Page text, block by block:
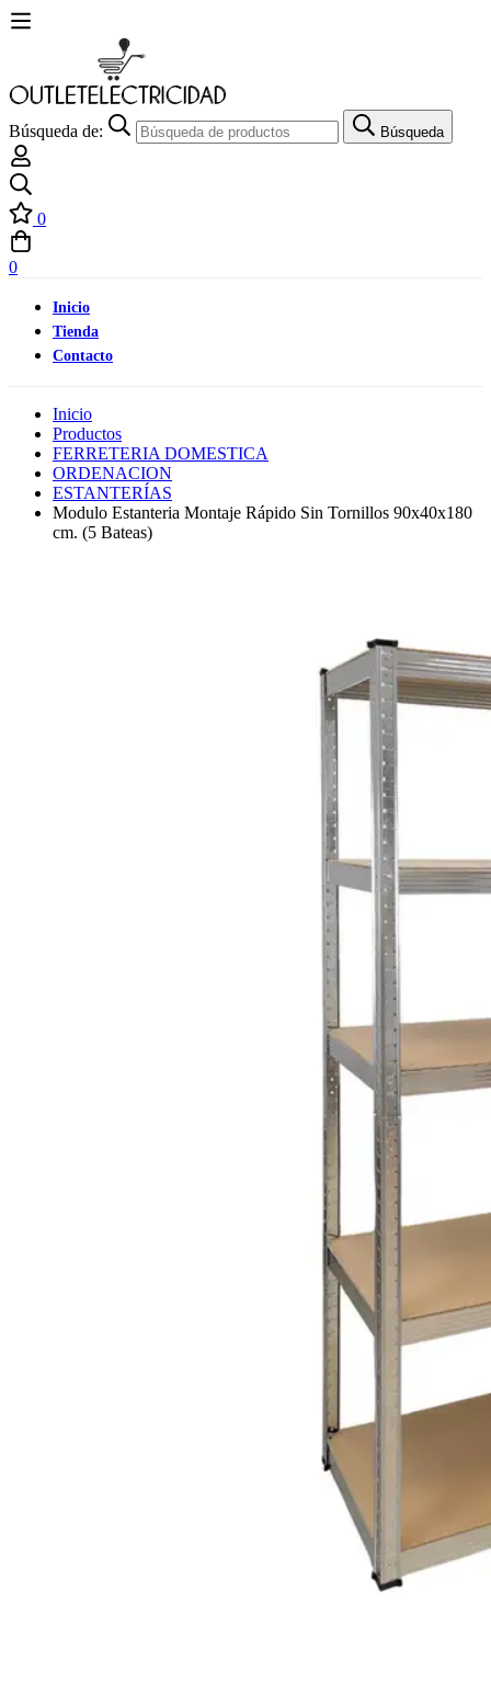
Búsqueda de: Búsqueda
0
0
Inicio
Tienda
Contacto
Inicio
Productos
FERRETERIA DOMESTICA
ORDENACION
ESTANTERÍAS
Modulo Estanteria Montaje Rápido Sin Tornillos 90x40x180
cm. (5 Bateas)